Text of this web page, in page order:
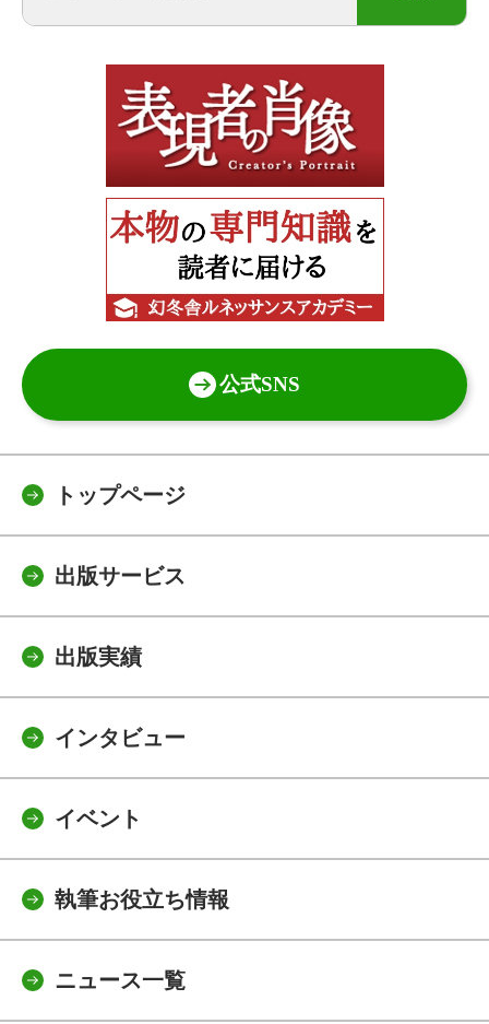
公式SNS
トップページ
出版サービス
出版実績
インタビュー
イベント
執筆お役立ち情報
ニュース一覧